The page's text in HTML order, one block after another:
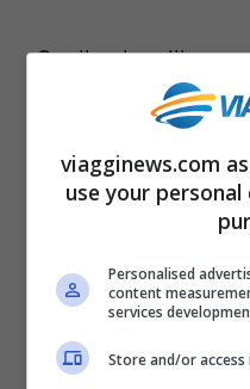
Quello che
problema si rivelò
dell’intera serie.
ghiaccio originale
durante il periodo
pista locale molto
atleti olimpici
viagginews.com
use your
Personalised
content
services
Store and/or